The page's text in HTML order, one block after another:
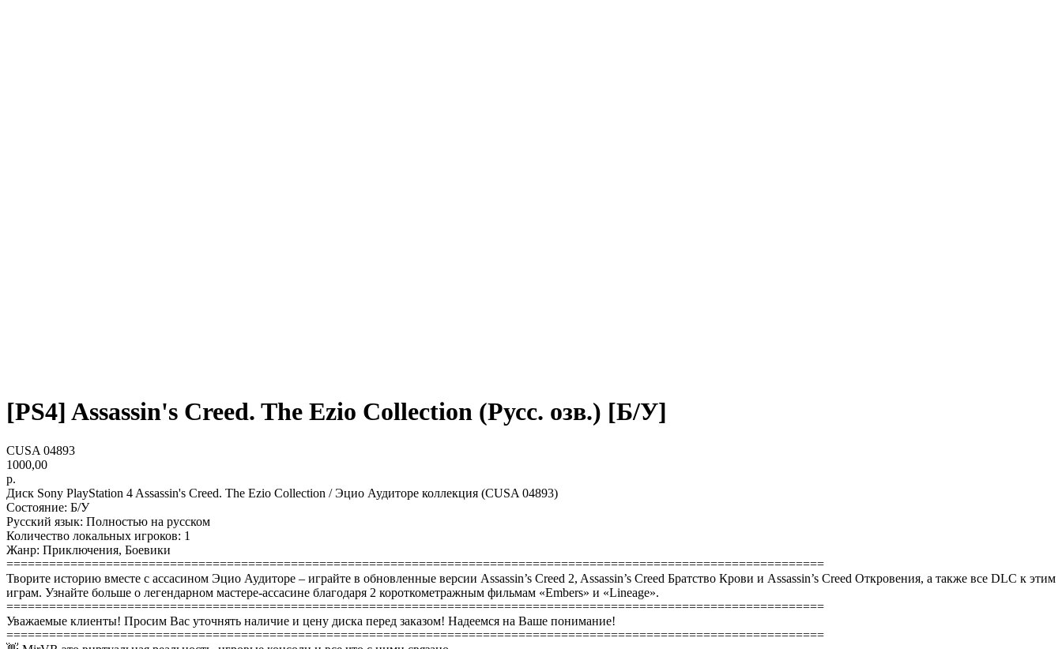
[PS4] Assassin's Creed. The Ezio Collection (Русс. озв.) [Б/У]
CUSA 04893
1000,00
р.
Диск Sony PlayStation 4 Assassin's Creed. The Ezio Collection / Эцио Аудиторе коллекция (CUSA 04893)
Состояние: Б/У
Русский язык: Полностью на русском
Количество локальных игроков: 1
Жанр: Приключения, Боевики
===================================================================================================================
Творите историю вместе с ассасином Эцио Аудиторе – играйте в обновленные версии Assassin’s Creed 2, Assassin’s Creed Братство Крови и Assassin’s Creed Откровения, а также все DLC к этим
играм. Узнайте больше о легендарном мастере-ассасине благодаря 2 короткометражным фильмам «Embers» и «Lineage».
===================================================================================================================
Уважаемые клиенты! Просим Вас уточнять наличие и цену диска перед заказом! Надеемся на Ваше понимание!
===================================================================================================================